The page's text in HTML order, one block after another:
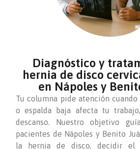
Diagnóstico y
hernia de disco
en Nápoles y
Tu columna pide atención
o espalda baja afecta tu
descanso. Nuestro objetivo
pacientes de Nápoles y Benito
la hernia de disco, decidir el